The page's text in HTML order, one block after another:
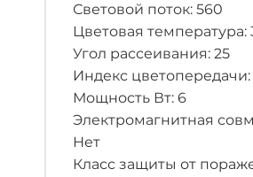
Световой поток: 560
Цветовая температура:
Угол рассеивания: 25
Индекс цветопередачи:
Мощность Вт: 6
Электромагнитная
Нет
Класс защиты от